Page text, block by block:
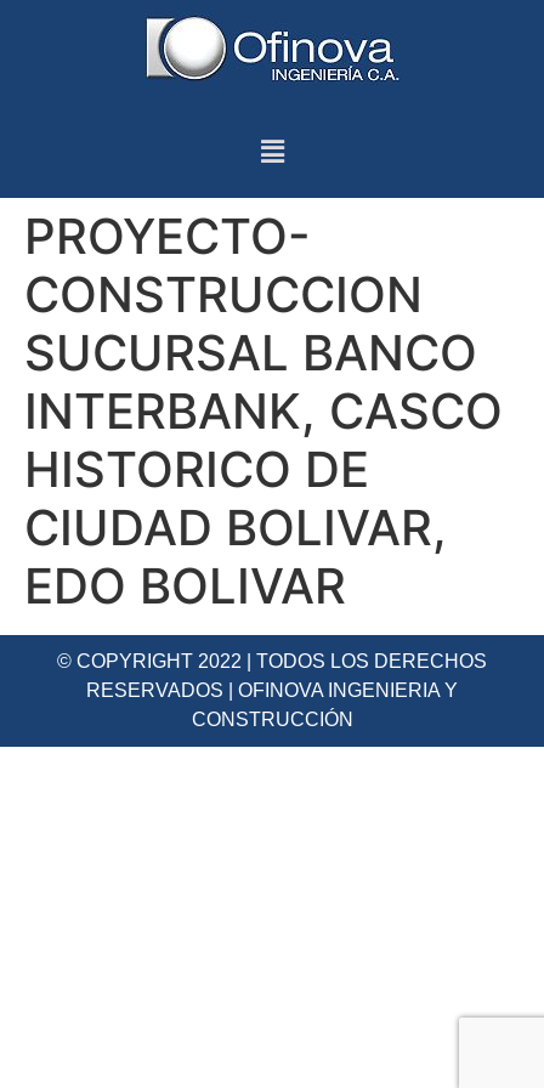
PROYECTO-
CONSTRUCCION
SUCURSAL BANCO
INTERBANK, CASCO
HISTORICO DE
CIUDAD BOLIVAR,
EDO BOLIVAR
© COPYRIGHT 2022 | TODOS LOS DERECHOS
RESERVADOS | OFINOVA INGENIERIA Y
CONSTRUCCIÓN